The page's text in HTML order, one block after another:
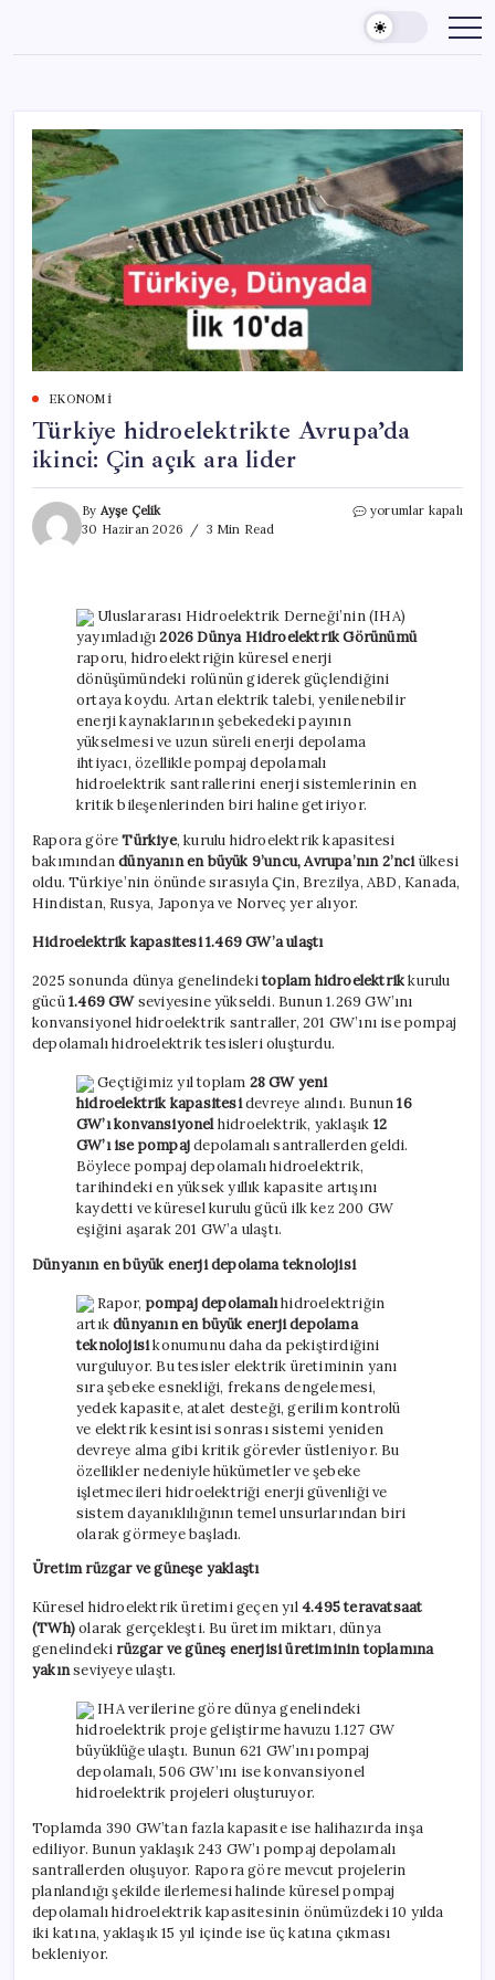
content
EKONOMI
Türkiye hidroelektrikte Avrupa’da
ikinci: Çin açık ara lider
By Ayşe Çelik
30 Haziran 2026
3 Min Read
Türkiye
ara
lider
yorumlar kapalı
Uluslararası Hidroelektrik Derneği’nin (IHA)
yayımladığı2026 Dünya Hidroelektrik Görünümü
raporu, hidroelektriğin küresel enerji
dönüşümündeki rolünün giderek güçlendiğini
ortaya koydu. Artan elektrik talebi, yenilenebilir
enerji kaynaklarının şebekedeki payının
yükselmesi ve uzun süreli enerji depolama
ihtiyacı, özellikle pompaj depolamalı
hidroelektrik santrallerini enerji sistemlerinin en
kritik bileşenlerinden biri haline getiriyor.
Rapora göreTürkiye, kurulu hidroelektrik kapasitesi
bakımındandünyanın en büyük 9’uncu, Avrupa’nın 2’nciülkesi
oldu. Türkiye’nin önünde sırasıyla Çin, Brezilya, ABD, Kanada,
Hindistan, Rusya, Japonya ve Norveç yer alıyor.
Hidroelektrik kapasitesi 1.469 GW’a ulaştı
2025 sonunda dünya genelindekitoplam hidroelektrikkurulu
gücü1.469 GWseviyesine yükseldi. Bunun 1.269 GW’ını
konvansiyonel hidroelektrik santraller, 201 GW’ını ise pompaj
depolamalı hidroelektrik tesisleri oluşturdu.
Geçtiğimiz yıl toplam 28 GW yeni
hidroelektrik kapasitesidevreye alındı. Bunun16
GW’ıkonvansiyonelhidroelektrik, yaklaşık 12
GW’ı ise pompajdepolamalı santrallerden geldi.
Böylece pompaj depolamalı hidroelektrik,
tarihindeki en yüksek yıllık kapasite artışını
kaydetti ve küresel kurulu gücü ilk kez 200 GW
eşiğini aşarak 201 GW’a ulaştı.
Dünyanın en büyük enerji depolama teknolojisi
Rapor, pompaj depolamalıhidroelektriğin
artıkdünyanın en büyük enerji depolama
teknolojisikonumunu daha da pekiştirdiğini
vurguluyor. Bu tesisler elektrik üretiminin yanı
sıra şebeke esnekliği, frekans dengelemesi,
yedek kapasite, atalet desteği, gerilim kontrolü
ve elektrik kesintisi sonrası sistemi yeniden
devreye alma gibi kritik görevler üstleniyor. Bu
özellikler nedeniyle hükümetler ve şebeke
işletmecileri hidroelektriği enerji güvenliği ve
sistem dayanıklılığının temel unsurlarından biri
olarak görmeye başladı.
Üretim rüzgar ve güneşe yaklaştı
Küresel hidroelektrik üretimi geçen yıl4.495 teravatsaat
(TWh)olarak gerçekleşti. Bu üretim miktarı, dünya
genelindeki rüzgar ve güneş enerjisi üretiminin toplamına
yakınseviyeye ulaştı.
IHA verilerine göre dünya genelindeki
hidroelektrik proje geliştirme havuzu 1.127 GW
büyüklüğe ulaştı. Bunun 621 GW’ını pompaj
depolamalı, 506 GW’ını ise konvansiyonel
hidroelektrik projeleri oluşturuyor.
Toplamda 390 GW’tan fazla kapasite ise halihazırda inşa
ediliyor. Bunun yaklaşık 243 GW’ı pompaj depolamalı
santrallerden oluşuyor. Rapora göre mevcut projelerin
planlandığı şekilde ilerlemesi halinde küresel pompaj
depolamalı hidroelektrik kapasitesinin önümüzdeki 10 yılda
iki katına, yaklaşık 15 yıl içinde ise üç katına çıkması
bekleniyor.